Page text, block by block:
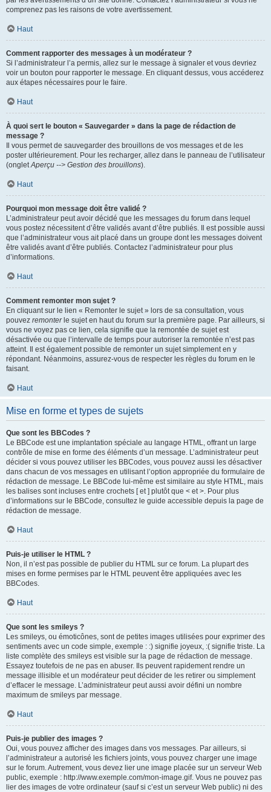
comprenez pas les raisons de votre avertissement.
Haut
Comment rapporter des messages à un modérateur ?
Si l’administrateur l’a permis, allez sur le message à signaler et vous devriez
voir un bouton pour rapporter le message. En cliquant dessus, vous accéderez
aux étapes nécessaires pour le faire.
Haut
À quoi sert le bouton « Sauvegarder » dans la page de rédaction de
message ?
Il vous permet de sauvegarder des brouillons de vos messages et de les
poster ultérieurement. Pour les recharger, allez dans le panneau de l’utilisateur
(ongletAperçu --> Gestion des brouillons).
Haut
Pourquoi mon message doit être validé ?
L’administrateur peut avoir décidé que les messages du forum dans lequel
vous postez nécessitent d’être validés avant d’être publiés. Il est possible aussi
que l’administrateur vous ait placé dans un groupe dont les messages doivent
être validés avant d’être publiés. Contactez l’administrateur pour plus
d’informations.
Haut
Comment remonter mon sujet ?
En cliquant sur le lien « Remonter le sujet » lors de sa consultation, vous
pouvez remonterle sujet en haut du forum sur la première page. Par ailleurs, si
vous ne voyez pas ce lien, cela signifie que la remontée de sujet est
désactivée ou que l’intervalle de temps pour autoriser la remontée n’est pas
atteint. Il est également possible de remonter un sujet simplement en y
répondant. Néanmoins, assurez-vous de respecter les règles du forum en le
faisant.
Haut
Mise en forme et types de sujets
Que sont les BBCodes ?
Le BBCode est une implantation spéciale au langage HTML, offrant un large
contrôle de mise en forme des éléments d’un message. L’administrateur peut
décider si vous pouvez utiliser les BBCodes, vous pouvez aussi les désactiver
dans chacun de vos messages en utilisant l’option appropriée du formulaire de
rédaction de message. Le BBCode lui-même est similaire au style HTML, mais
les balises sont incluses entre crochets [ et ] plutôt que < et >. Pour plus
d’informations sur le BBCode, consultez le guide accessible depuis la page de
rédaction de message.
Haut
Puis-je utiliser le HTML ?
Non, il n’est pas possible de publier du HTML sur ce forum. La plupart des
mises en forme permises par le HTML peuvent être appliquées avec les
BBCodes.
Haut
Que sont les smileys ?
Les smileys, ou émoticônes, sont de petites images utilisées pour exprimer des
sentiments avec un code simple, exemple : :) signifie joyeux, :( signifie triste. La
liste complète des smileys est visible sur la page de rédaction de message.
Essayez toutefois de ne pas en abuser. Ils peuvent rapidement rendre un
message illisible et un modérateur peut décider de les retirer ou simplement
d’effacer le message. L’administrateur peut aussi avoir défini un nombre
maximum de smileys par message.
Haut
Puis-je publier des images ?
Oui, vous pouvez afficher des images dans vos messages. Par ailleurs, si
l’administrateur a autorisé les fichiers joints, vous pouvez charger une image
sur le forum. Autrement, vous devez lier une image placée sur un serveur Web
public, exemple : http://www.exemple.com/mon-image.gif. Vous ne pouvez pas
lier des images de votre ordinateur (sauf si c’est un serveur Web public) ni des